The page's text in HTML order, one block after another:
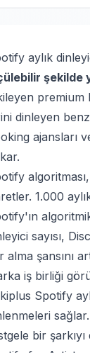
aylık
şekilde
premium
dinleyen
ajansları
1.000
sayısı,
alma şansını
iş birliği
Spotify
bir